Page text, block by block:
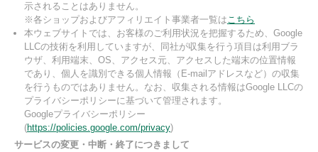
示されることはありません。
※各ショップおよびアフィリエイト事業者一覧はこちら
本ウェブサイトでは、お客様のご利用状況を把握するため、Google
LLCの技術を利用していますが、同社が収集を行う項目は利用ブラ
ウザ、利用端末、OS、アクセス元、アクセスした端末の位置情報
であり、個人を識別できる個人情報（E-mailアドレスなど）の収集
を行うものではありません。なお、収集される情報はGoogle LLCの
プライバシーポリシーに基づいて管理されます。
Googleプライバシーポリシー
(https://policies.google.com/privacy)
サービスの変更・中断・終了につきまして